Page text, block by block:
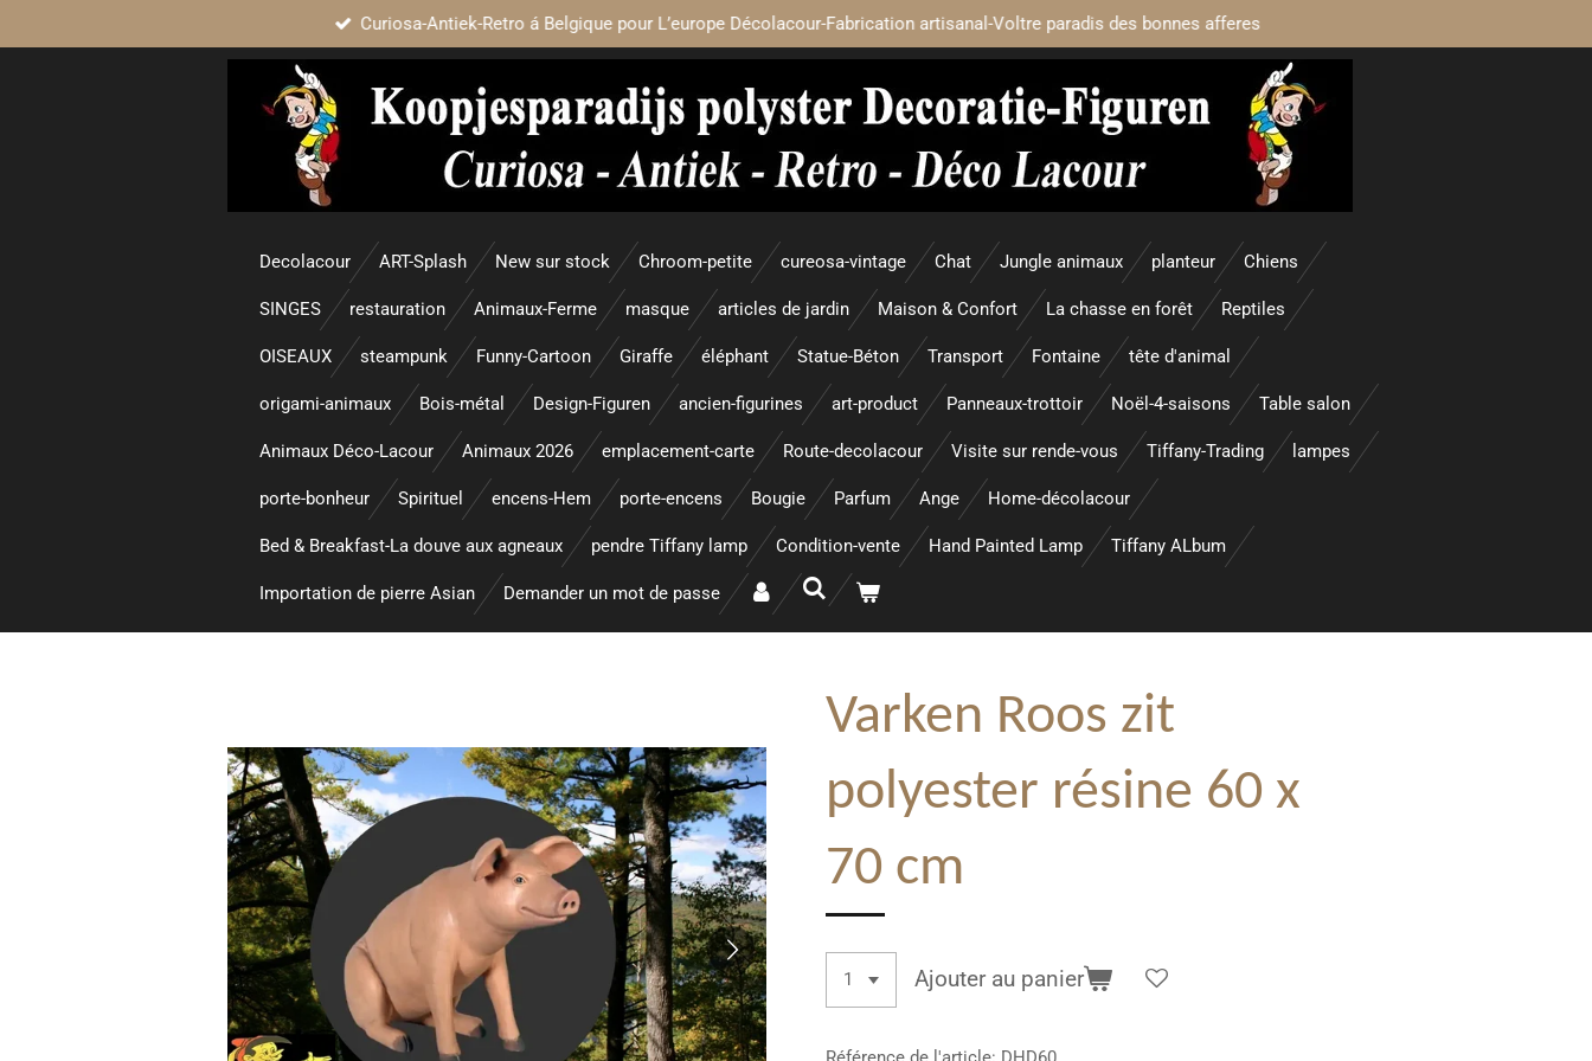
Curiosa-Antiek-Retro á Belgique pour L’europe Décolacour-Fabrication artisanal-Voltre paradis des bonnes afferes
Decolacour ART-Splash New sur stock Chroom-petite cureosa-vintage Chat Jungle animaux planteur Chiens
SINGES restauration Animaux-Ferme masque articles de jardin Maison & Confort La chasse en forêt Reptiles
OISEAUX steampunk Funny-Cartoon Giraffe éléphant Statue-Béton Transport Fontaine tête d'animal
origami-animaux Bois-métal Design-Figuren ancien-figurines art-product Panneaux-trottoir Noël-4-saisons Table salon
Animaux Déco-Lacour Animaux 2026 emplacement-carte Route-decolacour Visite sur rende-vous Tiffany-Trading lampes
porte-bonheur Spirituel encens-Hem porte-encens Bougie Parfum Ange Home-décolacour
Bed & Breakfast-La douve aux agneaux pendre Tiffany lamp Condition-vente Hand Painted Lamp Tiffany ALbum
Importation de pierre Asian Demander un mot de passe
Varken Roos zit
polyester résine 60 x
70 cm
Ajouter au panier